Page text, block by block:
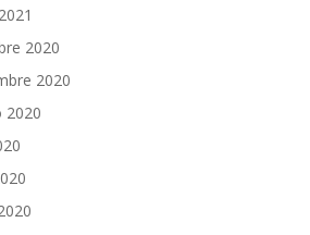
2020
2020
2020